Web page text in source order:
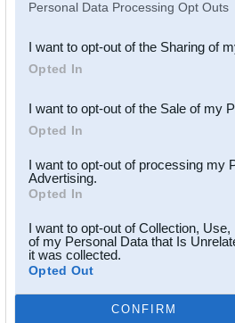
Downstream Participants
third parties.
Personal Data Processing Opt Outs
I want to opt-out of the Sharing of
Opted In
I want to opt-out of the Sale of my
Opted In
I want to opt-out of processing my
Advertising.
Opted In
I want to opt-out of Collection,
of my Personal Data that Is
it was collected.
Opted Out
CONFIRM